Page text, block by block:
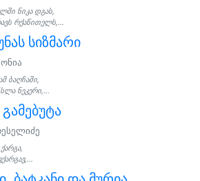
ნიკა დგას,
რქაწითელს,...
სიზმარი
ბაღჩაში,
ნეკერი,...